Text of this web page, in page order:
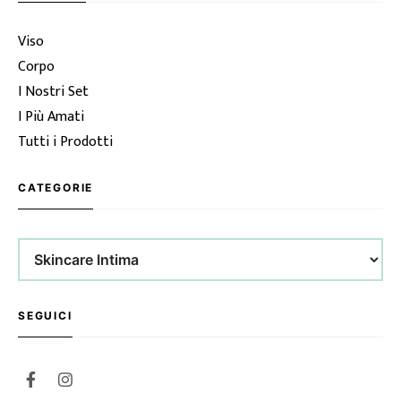
Viso
Corpo
I Nostri Set
I Più Amati
Tutti i Prodotti
CATEGORIE
Categorie
SEGUICI